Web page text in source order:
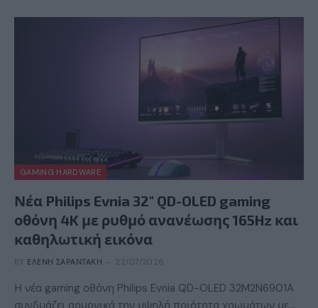
GAMING HARDWARE
Νέα Philips Evnia 32″ QD-OLED gaming
οθόνη 4K με ρυθμό ανανέωσης 165Hz και
καθηλωτική εικόνα
BY ΕΛΈΝΗ ΣΑΡΑΝΤΆΚΗ 22/07/2026
Η νέα gaming οθόνη Philips Evnia QD-OLED 32M2N6901A